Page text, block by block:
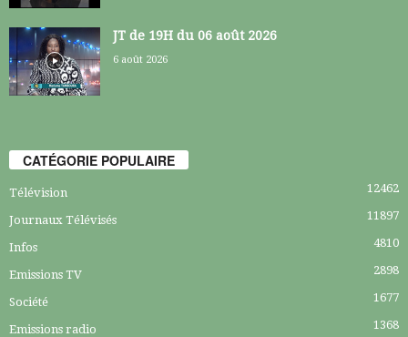
JT de 19H du 06 août 2026
6 août 2026
CATÉGORIE POPULAIRE
Télévision 12462
Journaux Télévisés 11897
Infos 4810
Emissions TV 2898
Société 1677
Emissions radio 1368